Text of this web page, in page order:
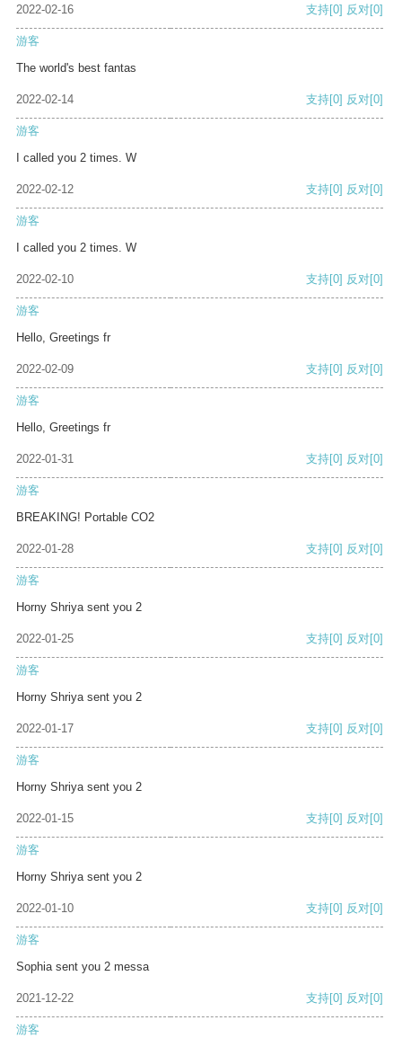
2022-02-16 支持[0] 反对[0]
游客
The world's best fantas
2022-02-14 支持[0] 反对[0]
游客
I called you 2 times. W
2022-02-12 支持[0] 反对[0]
游客
I called you 2 times. W
2022-02-10 支持[0] 反对[0]
游客
Hello, Greetings fr
2022-02-09 支持[0] 反对[0]
游客
Hello, Greetings fr
2022-01-31 支持[0] 反对[0]
游客
BREAKING! Portable CO2
2022-01-28 支持[0] 反对[0]
游客
Horny Shriya sent you 2
2022-01-25 支持[0] 反对[0]
游客
Horny Shriya sent you 2
2022-01-17 支持[0] 反对[0]
游客
Horny Shriya sent you 2
2022-01-15 支持[0] 反对[0]
游客
Horny Shriya sent you 2
2022-01-10 支持[0] 反对[0]
游客
Sophia sent you 2 messa
2021-12-22 支持[0] 反对[0]
游客